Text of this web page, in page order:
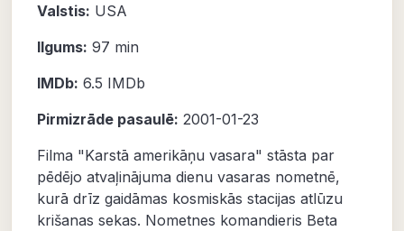
Valstis: USA
Ilgums: 97 min
IMDb: 6.5 IMDb
Pirmizrāde pasaulē: 2001-01-23
Filma "Karstā amerikāņu vasara" stāsta par
pēdējo atvaļinājuma dienu vasaras nometnē,
kurā drīz gaidāmas kosmiskās stacijas atlūzu
krišanas sekas. Nometnes komandieris Beta